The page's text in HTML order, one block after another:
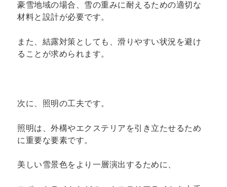
豪雪地域の場合、雪の重みに耐えるための適切な
材料と設計が必要です。
また、結露対策としても、滑りやすい状況を避け
ることが求められます。
次に、照明の工夫です。
照明は、外構やエクステリアを引き立たせるため
に重要な要素です。
美しい雪景色をより一層演出するために、